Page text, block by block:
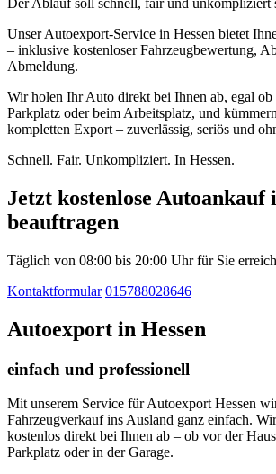
Der Ablauf soll schnell, fair und unkompliziert
Unser Autoexport-Service in Hessen bietet
– inklusive kostenloser Fahrzeugbewertung,
Abmeldung.
Wir holen Ihr Auto direkt bei Ihnen ab, egal ob
Parkplatz oder beim Arbeitsplatz, und
kompletten Export – zuverlässig, seriös und
Schnell. Fair. Unkompliziert. In Hessen.
Jetzt kostenlose Autoankauf
beauftragen
Täglich von 08:00 bis 20:00 Uhr für Sie
Kontaktformular 015788028646
Autoexport in Hessen
einfach und professionell
Mit unserem Service für Autoexport Hessen
Fahrzeugverkauf ins Ausland ganz einfach.
kostenlos direkt bei Ihnen ab – ob vor der
Parkplatz oder in der Garage.